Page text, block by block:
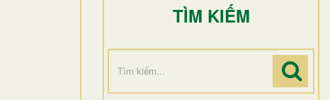
TÌM KIẾM